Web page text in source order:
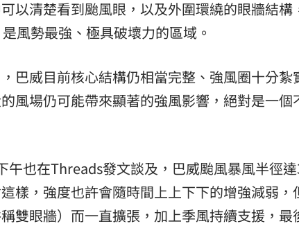
以清楚看到颱風眼，以及外圍環繞的眼牆結構
風勢最強、極具破壞力的區域。
巴威目前核心結構仍相當完整、強風圈十分紮
風場仍可能帶來顯著的強風影響，絕對是一個
午也在Threads發文談及，巴威颱風暴風半徑達
樣，強度也許會隨時間上上下下的增強減弱，
雙眼牆）而一直擴張，加上季風持續支援，最